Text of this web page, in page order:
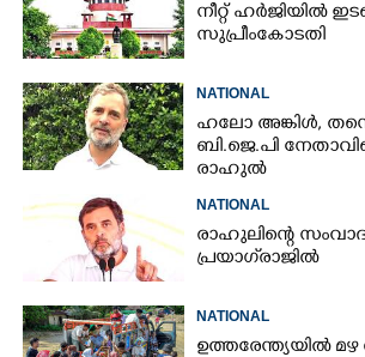
നീറ്റ് ഹർജിയിൽ
സുപ്രീംകോടതി
NATIONAL
ഹലോ അങ്കിൾ,​ തന്റെ
ബി.ജെ.പി
രാഹുൽ
NATIONAL
രാഹുലിന്റെ
പ്രയാഗ്‌രാജിൽ
NATIONAL
ഉത്തരേന്ത്യയിൽ